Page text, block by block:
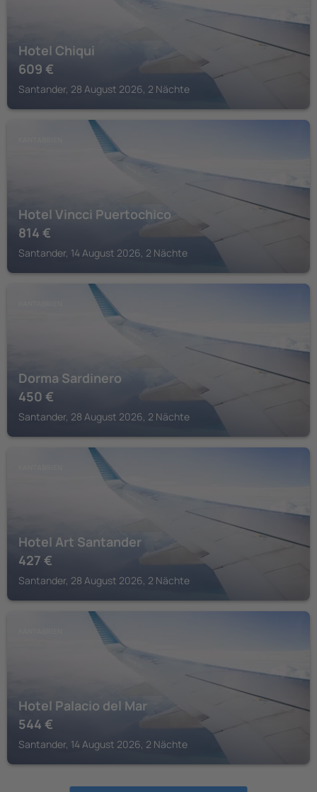
Hotel Chiqui
609 €
Santander, 28 August 2026, 2 Nächte
Hotel Vincci Puertochico
814 €
Santander, 14 August 2026, 2 Nächte
Dorma Sardinero
450 €
Santander, 28 August 2026, 2 Nächte
Hotel Art Santander
427 €
Santander, 28 August 2026, 2 Nächte
Hotel Palacio del Mar
544 €
Santander, 14 August 2026, 2 Nächte